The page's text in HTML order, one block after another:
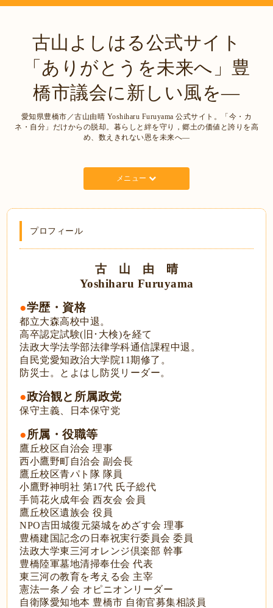
古山よしはる公式サイト
「ありがとうを未来へ」豊
橋市議会に新しい風を―
愛知県豊橋市／古山由晴 Yoshiharu Furuyama 公式サイト。「今・カ
ネ・自分」だけからの脱却。暮らしと絆を守り，郷土の価値と誇りを高
め、数えきれない恩を未来へ―
メニュー
プロフィール
古 山 由 晴
Yoshiharu Furuyama
●学歴・資格
都立大森高校中退。
高卒認定試験(旧･大検)を経て
法政大学法学部法律学科通信課程中退。
自民党愛知政治大学院11期修了。
防災士。とよはし防災リーダー。
●政治観と所属政党
保守主義、日本保守党
●所属・役職等
鷹丘校区自治会 理事
西小鷹野町自治会 副会長
鷹丘校区青パト隊 隊員
小鷹野神明社 第17代 氏子総代
手筒花火成年会 西友会 会員
鷹丘校区遺族会 役員
NPO吉田城復元築城をめざす会 理事
豊橋建国記念の日奉祝実行委員会 委員
法政大学東三河オレンジ倶楽部 幹事
豊橋陸軍墓地清掃奉仕会 代表
東三河の教育を考える会 主宰
憲法一条ノ会 オピニオンリーダー
自衛隊愛知地本 豊橋市 自衛官募集相談員